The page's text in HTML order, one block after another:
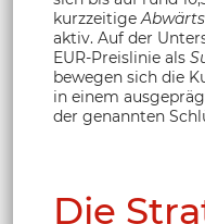
kurzzeitige
aktiv. Auf der
EUR-Preislinie als
bewegen sich die
in einem
der genannten
Die